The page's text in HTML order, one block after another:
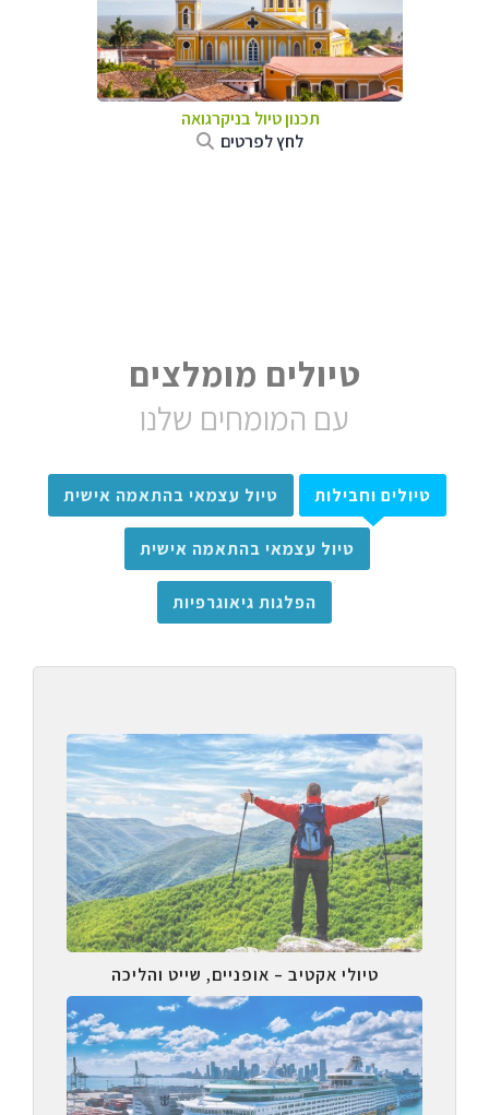
תכנון טיול בניקרגואה
לחץ לפרטים
טיולים מומלצים
עם המומחים שלנו
טיולים וחבילות טיול עצמאי בהתאמה אישית
טיול עצמאי בהתאמה אישית
הפלגות גיאוגרפיות
טיולי אקטיב – אופניים, שייט והליכה